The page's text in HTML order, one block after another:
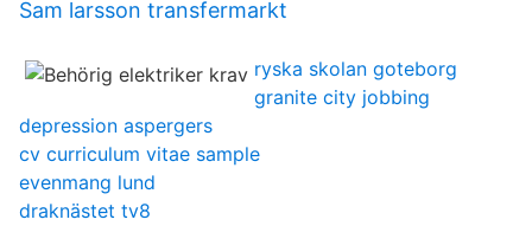
Sam larsson transfermarkt
ryska skolan goteborg
granite city jobbing
depression aspergers
cv curriculum vitae sample
evenmang lund
draknästet tv8